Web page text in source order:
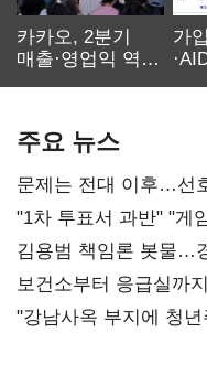
카카오, 2분기
매출·영업익 역대
가
주요 뉴스
문제는 전대 이후…선
불복'
"1차 투표서 과반" "게
김용범 책임론 봇물…
보건소부터 응급실까
"강남사옥 부지에 청